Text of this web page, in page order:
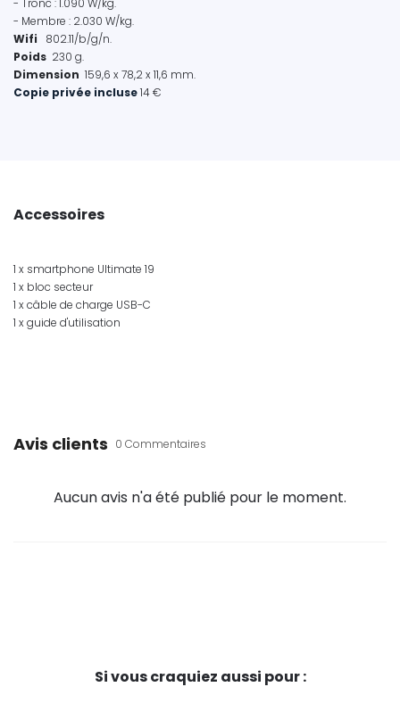
- Membre : 2.030 W/kg.
Wifi 802.11/b/g/n.
Poids 230 g.
Dimension 159,6 x 78,2 x 11,6 mm.
Copie privée incluse14 €
Accessoires
1 x smartphone Ultimate 19
1 x bloc secteur
1 x câble de charge USB-C
1 x guide d'utilisation
Avis clients 0 Commentaires
Aucun avis n'a été publié pour le moment.
Si vous craquiez aussi pour :